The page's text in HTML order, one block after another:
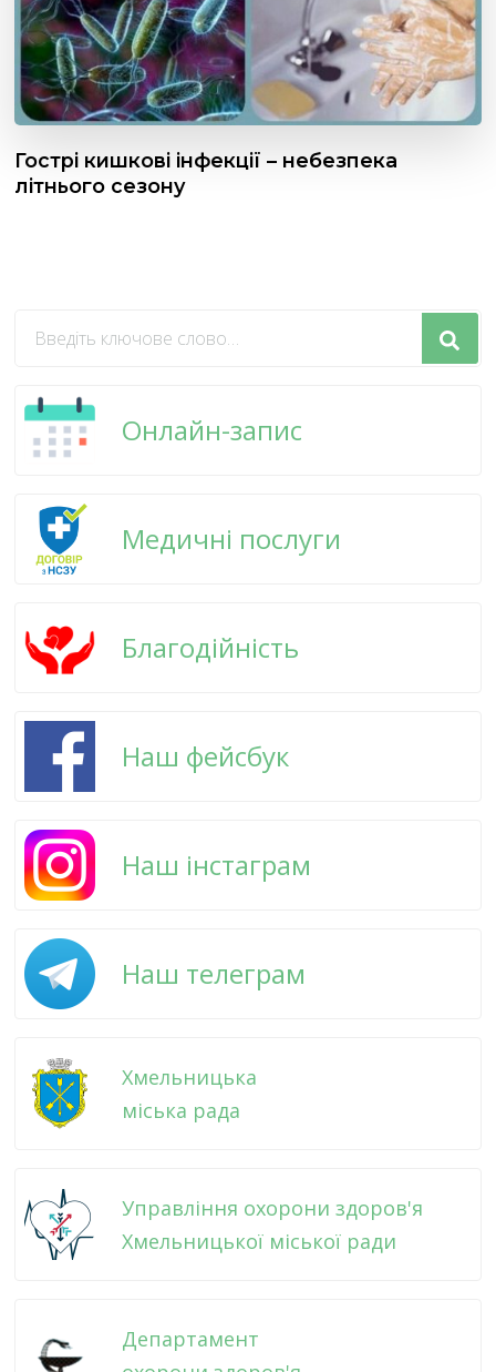
Гострі кишкові інфекції – небезпека
літнього сезону
щось?
Онлайн-запис
Медичні послуги
Благодійність
Наш фейсбук
Наш інстаграм
Наш телеграм
Хмельницька
міська рада
Управління охорони здоров'я
Хмельницької міської ради
Департамент